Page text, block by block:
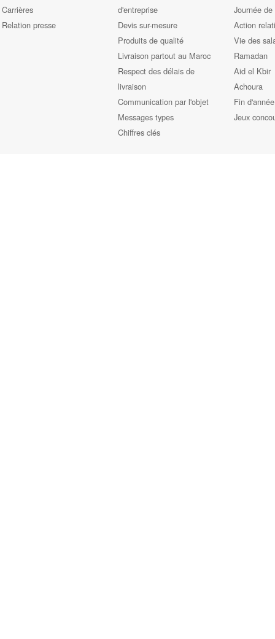
Carrières
Relation presse
d'entreprise
Devis sur-mesure
Produits de qualité
Livraison partout au Maroc
Respect des délais de
livraison
Communication par l'objet
Messages types
Chiffres clés
Journée
Action
Vie des
Ramadan
Aid el Kbir
Achoura
Fin d'année
Jeux